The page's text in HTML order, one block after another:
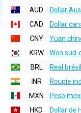
AUD
Dollar
CAD
Dollar
CNY
Yuan
KRW
Won sud-
BRL
Real
INR
Roupie
MXN
Peso
HKD
Dollar de